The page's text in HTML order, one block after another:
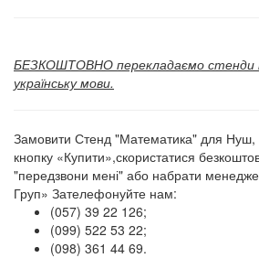
БЕЗКОШТОВНО перекладаємо стенди
українську мови.
Замовити Стенд "Математика" для
кнопку «Купити»,скористатися
"передзвони мені" або набрати
Груп» Зателефонуйте нам:
(057) 39 22 126;
(099) 522 53 22;
(098) 361 44 69.